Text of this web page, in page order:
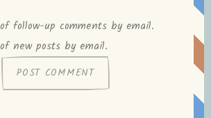
follow-up comments by email.
new posts by email.